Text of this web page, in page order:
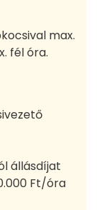
max.
fél óra.
állásdíjat
Ft/óra